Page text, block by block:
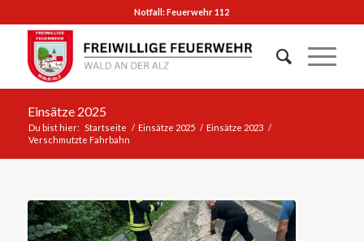
Notfall: Feuerwehr 112
Einsätze 2025
Du bist hier: Startseite / Einsätze 2025 / Einsätze 2023 /
Verschmutzte Fahrbahn